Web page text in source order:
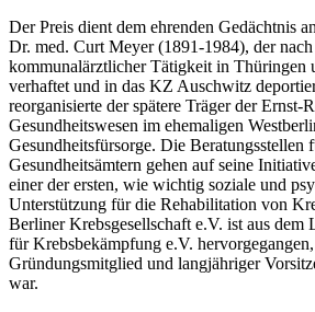
Der Preis dient dem ehrenden Gedächtnis
Dr. med. Curt Meyer (1891-1984), der
kommunalärztlicher Tätigkeit in Thüringen
verhaftet und in das KZ Auschwitz
reorganisierte der spätere Träger der Ernst-
Gesundheitswesen im ehemaligen
Gesundheitsfürsorge. Die Beratungsstellen
Gesundheitsämtern gehen auf seine
einer der ersten, wie wichtig soziale und
Unterstützung für die Rehabilitation von
Berliner Krebsgesellschaft e.V. ist aus dem
für Krebsbekämpfung e.V. hervorgegangen,
Gründungsmitglied und langjähriger
war.